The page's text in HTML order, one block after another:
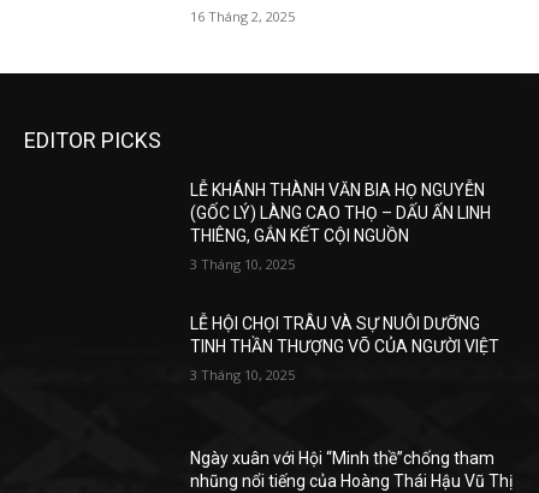
16 Tháng 2, 2025
EDITOR PICKS
LỄ KHÁNH THÀNH VĂN BIA HỌ NGUYỄN
(GỐC LÝ) LÀNG CAO THỌ – DẤU ẤN LINH
THIÊNG, GẮN KẾT CỘI NGUỒN
3 Tháng 10, 2025
LỄ HỘI CHỌI TRÂU VÀ SỰ NUÔI DƯỠNG
TINH THẦN THƯỢNG VÕ CỦA NGƯỜI VIỆT
3 Tháng 10, 2025
Ngày xuân với Hội “Minh thề”chống tham
nhũng nổi tiếng của Hoàng Thái Hậu Vũ Thị